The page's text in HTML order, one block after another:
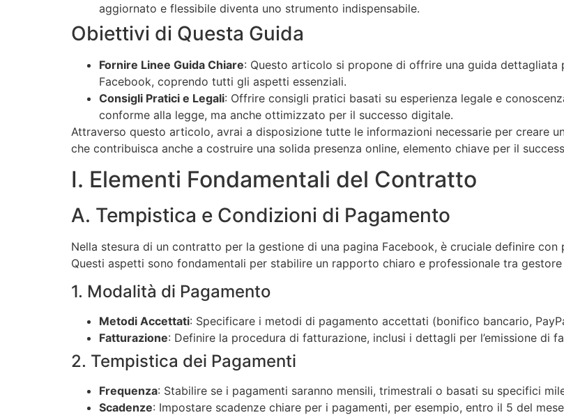
aggiornato e flessibile diventa uno strumento indispensabile.
Obiettivi di Questa Guida
Fornire Linee Guida Chiare: Questo articolo si propone di offrire una guida
Facebook, coprendo tutti gli aspetti essenziali.
Consigli Pratici e Legali: Offrire consigli pratici basati su esperienza legale e
conforme alla legge, ma anche ottimizzato per il successo digitale.
Attraverso questo articolo, avrai a disposizione tutte le informazioni necessarie per creare
che contribuisca anche a costruire una solida presenza online, elemento chiave per il
I. Elementi Fondamentali del Contratto
A. Tempistica e Condizioni di Pagamento
Nella stesura di un contratto per la gestione di una pagina Facebook, è cruciale definire
Questi aspetti sono fondamentali per stabilire un rapporto chiaro e professionale tra gestore
1. Modalità di Pagamento
Metodi Accettati: Specificare i metodi di pagamento accettati (bonifico bancario,
Fatturazione: Definire la procedura di fatturazione, inclusi i dettagli per l’emissione di
2. Tempistica dei Pagamenti
Frequenza: Stabilire se i pagamenti saranno mensili, trimestrali o basati su specifici
Scadenze: Impostare scadenze chiare per i pagamenti, per esempio, entro il 5 del